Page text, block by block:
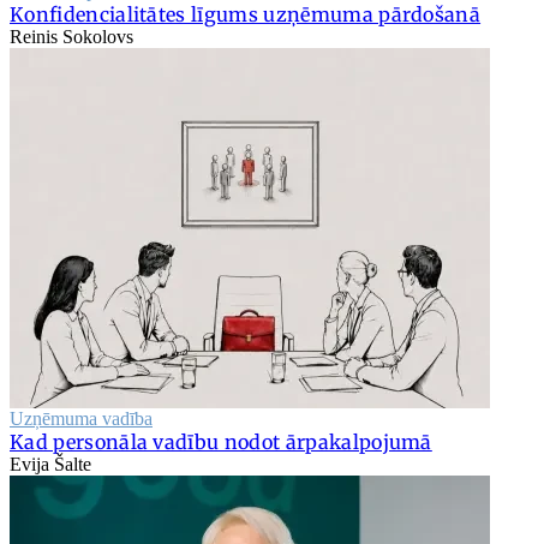
Konfidencialitātes līgums uzņēmuma pārdošanā
Reinis Sokolovs
Uzņēmuma vadība
Kad personāla vadību nodot ārpakalpojumā
Evija Šalte